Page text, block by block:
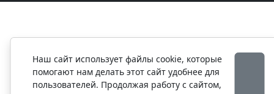
Наш сайт использует файлы cookie, которые
помогают нам делать этот сайт удобнее для
пользователей. Продолжая работу с сайтом,